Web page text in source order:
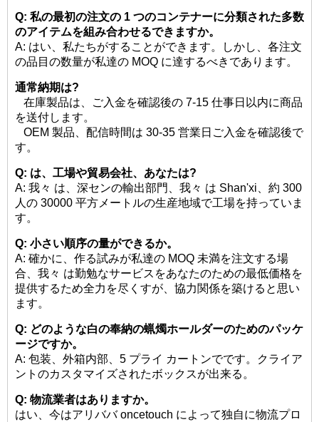
Q: 私の最初の注文の 1 つのコンテナーに分類された多数
のアイテムを組み合わせるできますか。
A: はい、私たちがすることができます。しかし、各注文
の品目の数量が私達の MOQ に達するべきであります。
通常納期は?
在庫製品は、ご入金を確認後の 7-15 仕事日以内に商品
を送付します。
OEM 製品、配信時間は 30-35 営業日ご入金を確認後で
す。
Q: は、工場や貿易会社、あなたは?
A: 我々 は、深センの輸出部門、我々 は Shan'xi、約 300
人の 30000 平方メートルの生産地域で工場を持っていま
す。
Q: 小さい順序の量ができるか。
A: 確かに、作る試みが私達の MOQ 未満を注文する場
合、我々 は勤勉なサービスをあなたのための最低価格を
提供するため全力を尽くすが、協力関係を築けると思い
ます。
Q: どのような白の奉納の蝋燭ホールダーのためのパッケ
ージですか。
A: 包装、外箱内部、5 プライ カートンでです。クライア
ントのカスタマイズされたボックスが出来る。
Q: 物流業者はありますか。
はい、今はアリババ oncetouch によって独自に物流プロ